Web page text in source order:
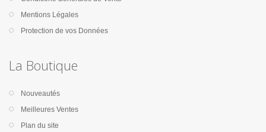
Mentions Légales
Protection de vos Données
La Boutique
Nouveautés
Meilleures Ventes
Plan du site